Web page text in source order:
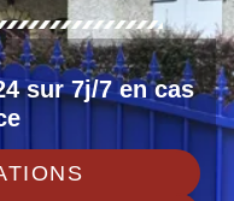
sur 7j/7 en cas